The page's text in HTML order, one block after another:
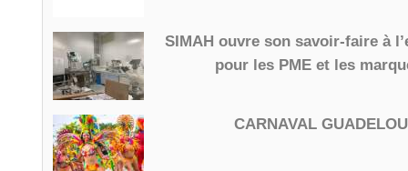
SIMAH ouvre son savoir-faire à
pour les PME et les
CARNAVAL